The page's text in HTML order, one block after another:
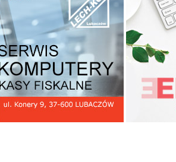
Festiwal Dziedzictwa
Kresów – FINAŁ